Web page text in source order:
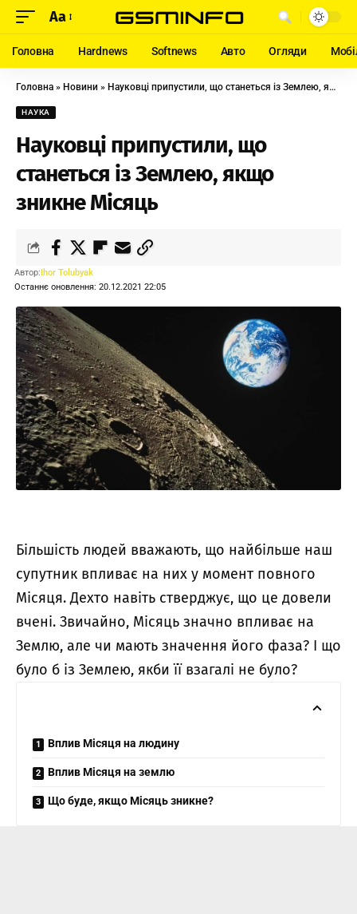
Aa
Головна Hardnews Softnews Авто Огляди
Головна » Новини » Науковці припустили, що станеться із Землею, якщо зникне Місяць
НАУКА
Науковці припустили, що
станеться із Землею, якщо
зникне Місяць
Останнє оновлення: 20.12.2021 22:05
Автор:Ihor Tolubyak
Більшість людей вважають, що найбільше наш
супутник впливає на них у момент повного
Місяця. Дехто навіть стверджує, що це довели
вчені. Звичайно, Місяць значно впливає на
Землю, але чи мають значення його фаза? І що
було б із Землею, якби її взагалі не було?
Вплив Місяця на людину
Вплив Місяця на землю
Що буде, якщо Місяць зникне?